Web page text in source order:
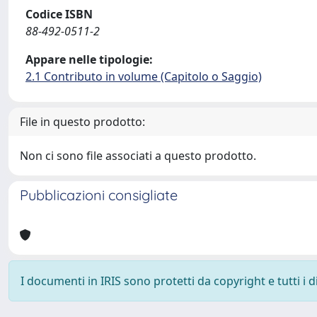
Codice ISBN
88-492-0511-2
Appare nelle tipologie:
2.1 Contributo in volume (Capitolo o Saggio)
File in questo prodotto:
Non ci sono file associati a questo prodotto.
Pubblicazioni consigliate
I documenti in IRIS sono protetti da copyright e tutti i